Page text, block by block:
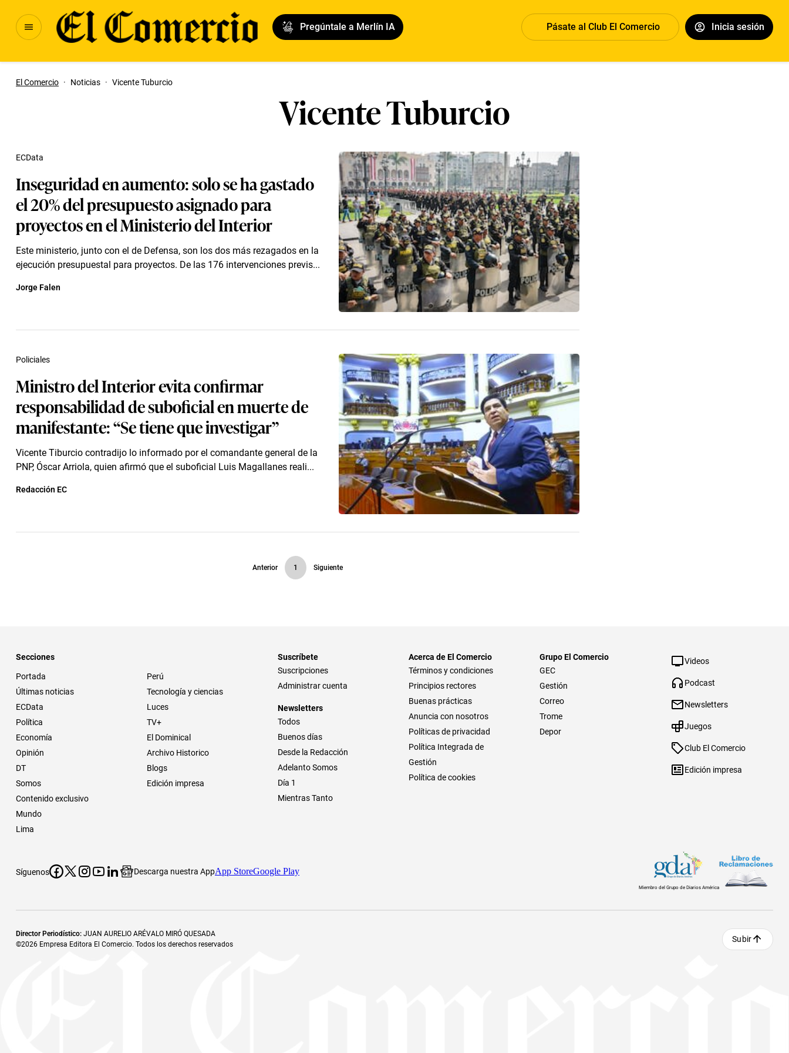
Pregúntale a Merlín IA Pásate al Club El Comercio Inicia sesión
El Comercio · Noticias · Vicente Tuburcio
Vicente Tuburcio
Inseguridad en aumento: solo se ha gastado
el 20% del presupuesto asignado para
proyectos en el Ministerio del Interior
Este ministerio, junto con el de Defensa, son los dos más rezagados en la
ejecución presupuestal para proyectos. De las 176 intervenciones previs...
ECData
Jorge Falen
Ministro del Interior evita confirmar
responsabilidad de suboficial en muerte de
manifestante: “Se tiene que investigar”
Vicente Tiburcio contradijo lo informado por el comandante general de la
PNP, Óscar Arriola, quien afirmó que el suboficial Luis Magallanes reali...
Policiales
Redacción EC
Anterior 1 Siguiente
Secciones
Portada
Últimas noticias
ECData
Política
Economía
Opinión
DT
Somos
Contenido exclusivo
Mundo
Lima
Perú
Tecnología y ciencias
Luces
TV+
El Dominical
Archivo Historico
Blogs
Edición impresa
Suscríbete
Suscripciones
Administrar cuenta
Newsletters
Todos
Buenos días
Desde la Redacción
Adelanto Somos
Día 1
Mientras Tanto
Acerca de El Comercio
Términos y condiciones
Principios rectores
Buenas prácticas
Anuncia con nosotros
Políticas de privacidad
Política Integrada de
Gestión
Política de cookies
Grupo El Comercio
GEC
Gestión
Correo
Trome
Depor
Videos
Podcast
Newsletters
Juegos
Club El Comercio
Edición impresa
Síguenos Descarga nuestra AppApp StoreGoogle Play
Miembro del Grupo de Diarios América
Director Periodístico: JUAN AURELIO ARÉVALO MIRÓ QUESADA
©2026 Empresa Editora El Comercio. Todos los derechos reservados
Subir